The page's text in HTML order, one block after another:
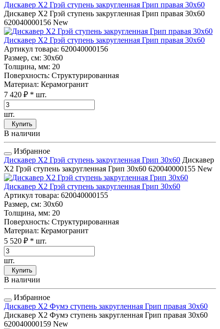
Дискавер Х2 Грэй ступень закругленная Грип правая 30x60
Дискавер Х2 Грэй ступень закругленная Грип правая 30x60
620040000156 New
Дискавер Х2 Грэй ступень закругленная Грип правая 30x60
Артикул товара: 620040000156
Размер, см: 30x60
Толщина, мм: 20
Поверхность: Структурированная
Материал: Керамогранит
7 420 ₽ * шт.
шт.
Купить
В наличии
Избранное
Дискавер Х2 Грэй ступень закругленная Грип 30x60 Дискавер
Х2 Грэй ступень закругленная Грип 30x60 620040000155 New
Дискавер Х2 Грэй ступень закругленная Грип 30x60
Артикул товара: 620040000155
Размер, см: 30x60
Толщина, мм: 20
Поверхность: Структурированная
Материал: Керамогранит
5 520 ₽ * шт.
шт.
Купить
В наличии
Избранное
Дискавер Х2 Фумэ ступень закругленная Грип правая 30x60
Дискавер Х2 Фумэ ступень закругленная Грип правая 30x60
620040000159 New